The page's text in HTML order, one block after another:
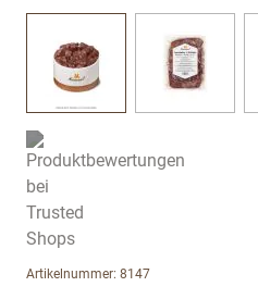
Artikelnummer: 8147